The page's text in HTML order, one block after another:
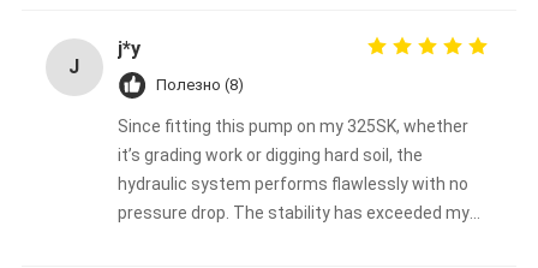
J
j*y
Полезно (8)
Since fitting this pump on my 325SK, whether
it’s grading work or digging hard soil, the
hydraulic system performs flawlessly with no
pressure drop. The stability has exceeded my